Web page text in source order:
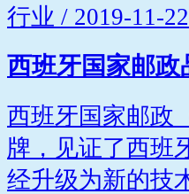
行业 / 2019-11-22
西班牙国家邮政
西班牙国家邮政
牌，见证了西班
经升级为新的技